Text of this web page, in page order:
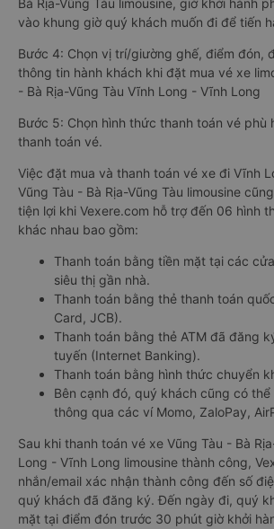
Bà Rịa-Vũng Tàu limousine, giờ khởi hành
vào khung giờ quý khách muốn đi để tiến
Bước 4: Chọn vị trí/giường ghế, điểm đón,
thông tin hành khách khi đặt mua vé xe
- Bà Rịa-Vũng Tàu Vĩnh Long - Vĩnh Long
Bước 5: Chọn hình thức thanh toán vé phù
thanh toán vé.
Việc đặt mua và thanh toán vé xe đi Vĩnh
Vũng Tàu - Bà Rịa-Vũng Tàu limousine
tiện lợi khi Vexere.com hỗ trợ đến 06 hình
khác nhau bao gồm:
Thanh toán bằng tiền mặt tại các
siêu thị gần nhà.
Thanh toán bằng thẻ thanh toán
Card, JCB).
Thanh toán bằng thẻ ATM đã đăng
tuyến (Internet Banking).
Thanh toán bằng hình thức chuyển
Bên cạnh đó, quý khách cũng có
thông qua các ví Momo, ZaloPay,
Sau khi thanh toán vé xe Vũng Tàu - Bà
Long - Vĩnh Long limousine thành công,
nhắn/email xác nhận thành công đến số
quý khách đã đăng ký. Đến ngày đi, quý
mặt tại điểm đón trước 30 phút giờ khởi